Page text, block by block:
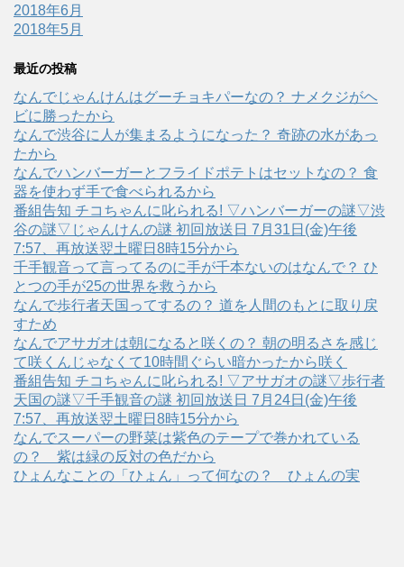
2018年6月
2018年5月
最近の投稿
なんでじゃんけんはグーチョキパーなの？ ナメクジがヘ
ビに勝ったから
なんで渋谷に人が集まるようになった？ 奇跡の水があっ
たから
なんでハンバーガーとフライドポテトはセットなの？ 食
器を使わず手で食べられるから
番組告知 チコちゃんに叱られる! ▽ハンバーガーの謎▽渋
谷の謎▽じゃんけんの謎 初回放送日 7月31日(金)午後
7:57、再放送翌土曜日8時15分から
千手観音って言ってるのに手が千本ないのはなんで？ ひ
とつの手が25の世界を救うから
なんで歩行者天国ってするの？ 道を人間のもとに取り戻
すため
なんでアサガオは朝になると咲くの？ 朝の明るさを感じ
て咲くんじゃなくて10時間ぐらい暗かったから咲く
番組告知 チコちゃんに叱られる! ▽アサガオの謎▽歩行者
天国の謎▽千手観音の謎 初回放送日 7月24日(金)午後
7:57、再放送翌土曜日8時15分から
なんでスーパーの野菜は紫色のテープで巻かれている
の？ 紫は緑の反対の色だから
ひょんなことの「ひょん」って何なの？ ひょんの実